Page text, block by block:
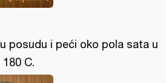
posudu i peći oko pola sata u
C.